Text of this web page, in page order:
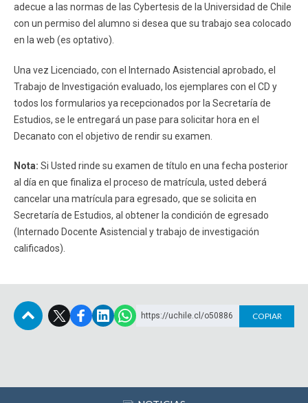
adecue a las normas de las Cybertesis de la Universidad de Chile
con un permiso del alumno si desea que su trabajo sea colocado
en la web (es optativo).
Una vez Licenciado, con el Internado Asistencial aprobado, el
Trabajo de Investigación evaluado, los ejemplares con el CD y
todos los formularios ya recepcionados por la Secretaría de
Estudios, se le entregará un pase para solicitar hora en el
Decanato con el objetivo de rendir su examen.
Nota: Si Usted rinde su examen de título en una fecha posterior
al día en que finaliza el proceso de matrícula, usted deberá
cancelar una matrícula para egresado, que se solicita en
Secretaría de Estudios, al obtener la condición de egresado
(Internado Docente Asistencial y trabajo de investigación
calificados).
https://uchile.cl/o50886 COPIAR